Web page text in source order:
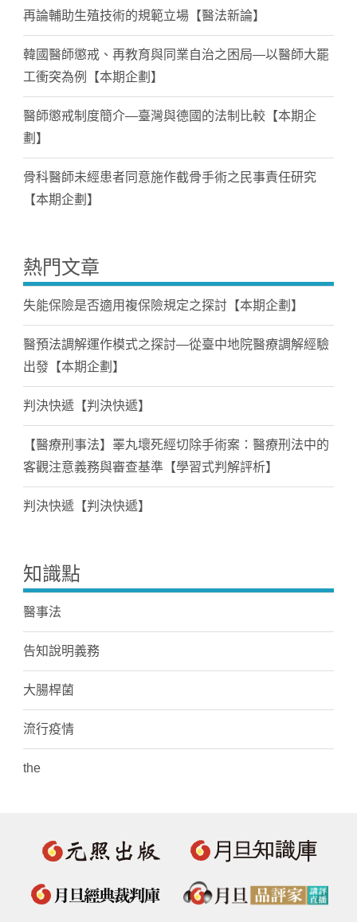
再論輔助生殖技術的規範立場【醫法新論】
韓國醫師懲戒、再教育與同業自治之困局—以醫師大罷
工衝突為例【本期企劃】
醫師懲戒制度簡介—臺灣與德國的法制比較【本期企
劃】
骨科醫師未經患者同意施作截骨手術之民事責任研究
【本期企劃】
熱門文章
失能保險是否適用複保險規定之探討【本期企劃】
醫預法調解運作模式之探討—從臺中地院醫療調解經驗
出發【本期企劃】
判決快遞【判決快遞】
【醫療刑事法】睪丸壞死經切除手術案：醫療刑法中的
客觀注意義務與審查基準【學習式判解評析】
判決快遞【判決快遞】
知識點
醫事法
告知說明義務
大腸桿菌
流行疫情
the